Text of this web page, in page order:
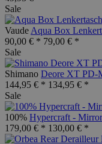
Sale
Vaude Aqua Box
90,00 € * 79,00 € *
Sale
Shimano Deore XT PD-
144,95 € * 134,95 € *
Sale
100% Hypercraft -
179,00 € * 130,00 € *